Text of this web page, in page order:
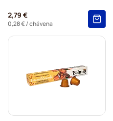
2,79 €
0,28 €/ chávena